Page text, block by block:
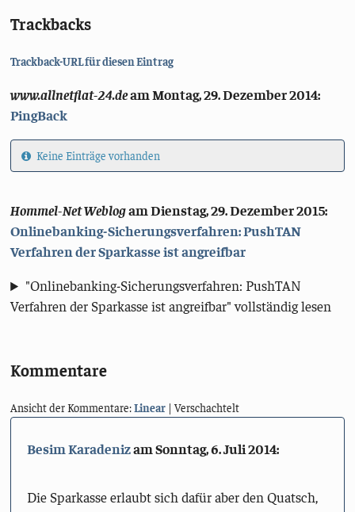
Trackbacks
Trackback-URL für diesen Eintrag
www.allnetflat-24.deamMontag, 29. Dezember 2014:
PingBack
Keine Einträge vorhanden
Hommel-Net WeblogamDienstag, 29. Dezember 2015:
Onlinebanking-Sicherungsverfahren: PushTAN
Verfahren der Sparkasse ist angreifbar
"Onlinebanking-Sicherungsverfahren: PushTAN
Verfahren der Sparkasse ist angreifbar" vollständig lesen
Kommentare
Ansicht der Kommentare:Linear | Verschachtelt
Besim KaradenizamSonntag, 6. Juli 2014:
Die Sparkasse erlaubt sich dafür aber den Quatsch,